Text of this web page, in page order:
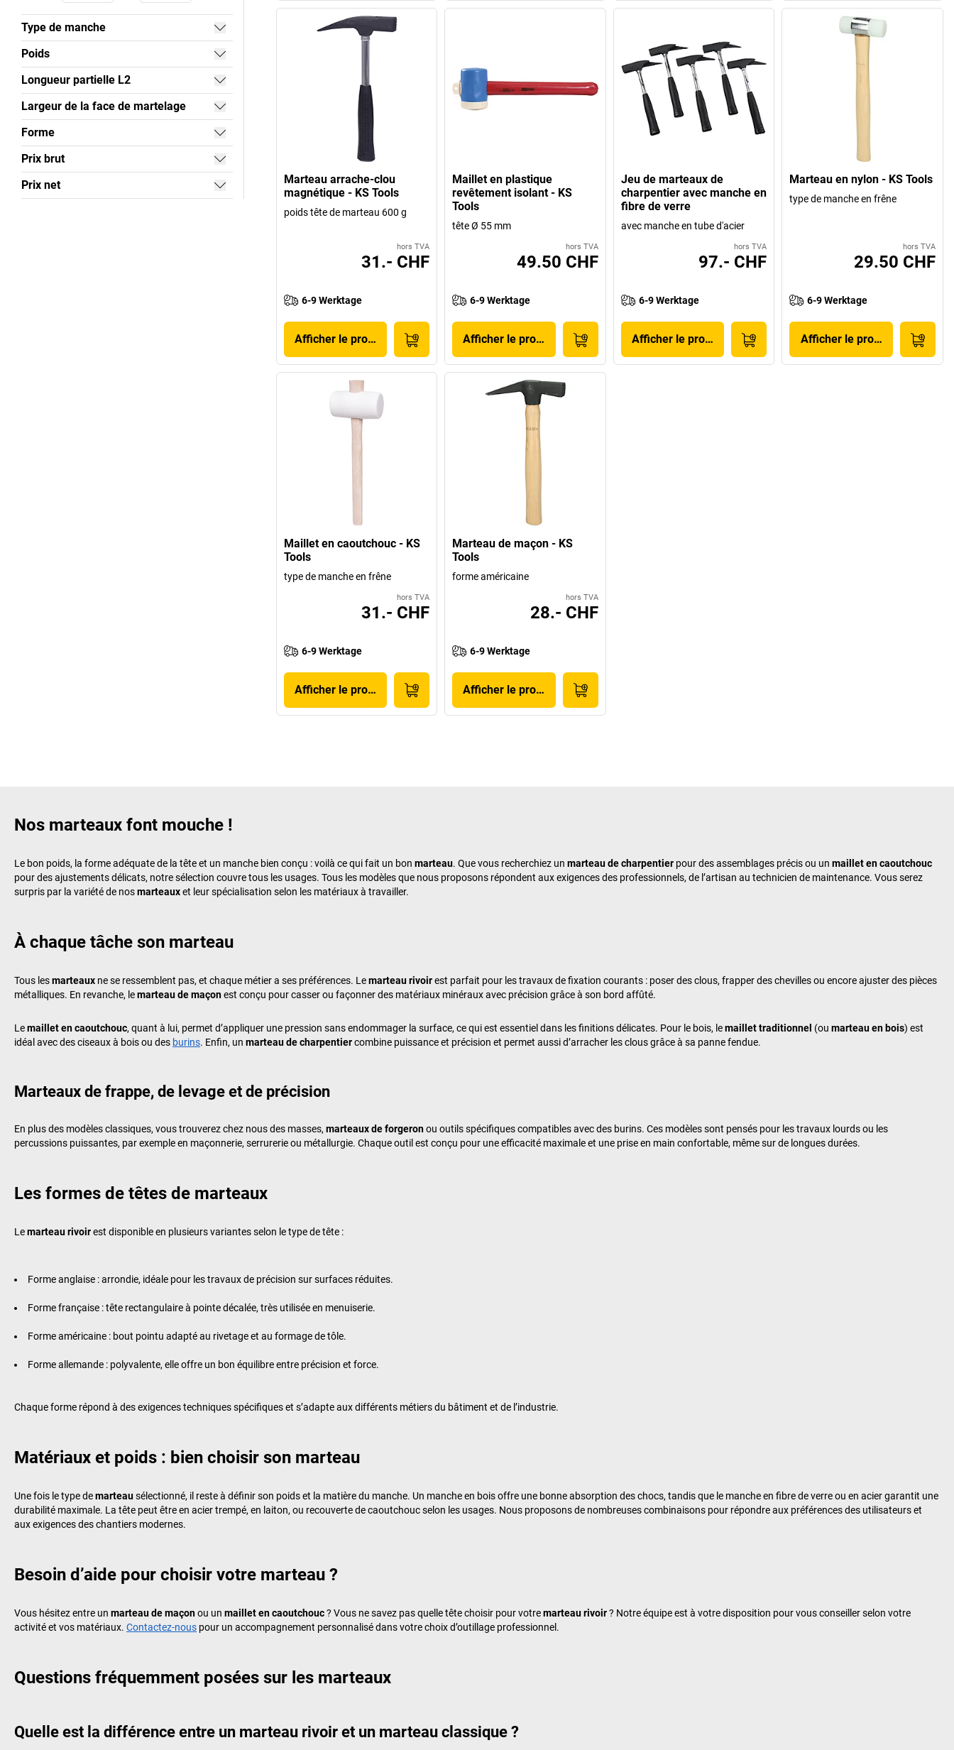
Type de manche
Poids
Longueur partielle L2
Largeur de la face de martelage
Forme
Prix brut
Prix net
Marteau arrache-clou
magnétique - KS Tools
poids tête de marteau 600 g
hors TVA
31.- CHF
6-9 Werktage
Afficher le produit
Maillet en plastique
revêtement isolant - KS
Tools
tête Ø 55 mm
hors TVA
49.50 CHF
6-9 Werktage
Afficher le produit
Jeu de marteaux de
charpentier avec manche en
fibre de verre
avec manche en tube d'acier
hors TVA
97.- CHF
6-9 Werktage
Afficher le produit
Marteau en nylon - KS Tools
type de manche en frêne
hors TVA
29.50 CHF
6-9 Werktage
Afficher le produit
Maillet en caoutchouc - KS
Tools
type de manche en frêne
hors TVA
31.- CHF
6-9 Werktage
Afficher le produit
Marteau de maçon - KS
Tools
forme américaine
hors TVA
28.- CHF
6-9 Werktage
Afficher le produit
Nos marteaux font mouche !
Le bon poids, la forme adéquate de la tête et un manche bien conçu : voilà ce qui fait un bon marteau. Que vous recherchiez un marteau de charpentier pour des assemblages précis ou un maillet en caoutchouc
pour des ajustements délicats, notre sélection couvre tous les usages. Tous les modèles que nous proposons répondent aux exigences des professionnels, de l’artisan au technicien de maintenance. Vous serez
surpris par la variété de nosmarteauxet leur spécialisation selon les matériaux à travailler.
À chaque tâche son marteau
Tous lesmarteaux ne se ressemblent pas, et chaque métier a ses préférences. Lemarteau rivoirest parfait pour les travaux de fixation courants : poser des clous, frapper des chevilles ou encore ajuster des pièces
métalliques. En revanche, lemarteau de maçonest conçu pour casser ou façonner des matériaux minéraux avec précision grâce à son bord affûté.
Lemaillet en caoutchouc, quant à lui, permet d’appliquer une pression sans endommager la surface, ce qui est essentiel dans les finitions délicates. Pour le bois, lemaillet traditionnel (ou marteau en bois) est
idéal avec des ciseaux à bois ou des burins. Enfin, un marteau de charpentiercombine puissance et précision et permet aussi d’arracher les clous grâce à sa panne fendue.
Marteaux de frappe, de levage et de précision
En plus des modèles classiques, vous trouverez chez nous des masses, marteaux de forgeronou outils spécifiques compatibles avec des burins. Ces modèles sont pensés pour les travaux lourds ou les
percussions puissantes, par exemple en maçonnerie, serrurerie ou métallurgie. Chaque outil est conçu pour une efficacité maximale et une prise en main confortable, même sur de longues durées.
Les formes de têtes de marteaux
Lemarteau rivoirest disponible en plusieurs variantes selon le type de tête :
Forme anglaise : arrondie, idéale pour les travaux de précision sur surfaces réduites.
Forme française : tête rectangulaire à pointe décalée, très utilisée en menuiserie.
Forme américaine : bout pointu adapté au rivetage et au formage de tôle.
Forme allemande : polyvalente, elle offre un bon équilibre entre précision et force.
Chaque forme répond à des exigences techniques spécifiques et s’adapte aux différents métiers du bâtiment et de l’industrie.
Matériaux et poids : bien choisir son marteau
Une fois le type demarteausélectionné, il reste à définir son poids et la matière du manche. Un manche en bois offre une bonne absorption des chocs, tandis que le manche en fibre de verre ou en acier garantit une
durabilité maximale. La tête peut être en acier trempé, en laiton, ou recouverte de caoutchouc selon les usages. Nous proposons de nombreuses combinaisons pour répondre aux préférences des utilisateurs et
aux exigences des chantiers modernes.
Besoin d’aide pour choisir votre marteau ?
Vous hésitez entre un marteau de maçonou un maillet en caoutchouc? Vous ne savez pas quelle tête choisir pour votremarteau rivoir? Notre équipe est à votre disposition pour vous conseiller selon votre
activité et vos matériaux. Contactez-nous pour un accompagnement personnalisé dans votre choix d’outillage professionnel.
Questions fréquemment posées sur les marteaux
Quelle est la différence entre un marteau rivoir et un marteau classique ?